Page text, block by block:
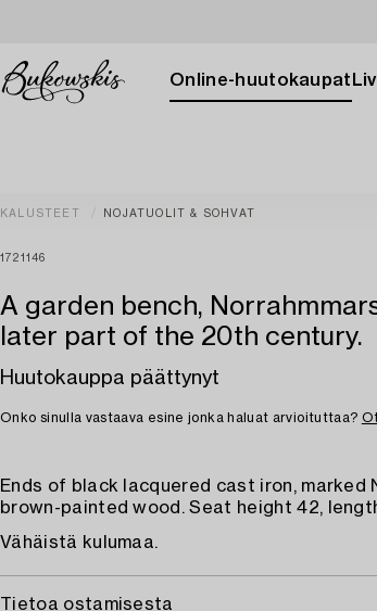
Online-huutokaupat
KALUSTEET NOJATUOLIT & SOHVAT
1721146
A garden bench,
later part of the 20th century.
Huutokauppa päättynyt
Onko sinulla vastaava esine jonka haluat arvioituttaa?
Ends of black lacquered cast iron, marked
brown-painted wood. Seat height 42,
Vähäistä kulumaa.
Tietoa ostamisesta